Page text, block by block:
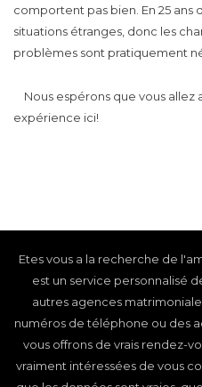
comportent pas bien. En 25 ans
situations étranges, donc les
problèmes sont pratiquement
Nous espérons que vous allez
expérience ici!
Etes vous a la recherche de
est un service personnalisé
autres agences
numéros de téléphone ou des
vous offrons de vrais rendez-
vraiment intéressées de vous